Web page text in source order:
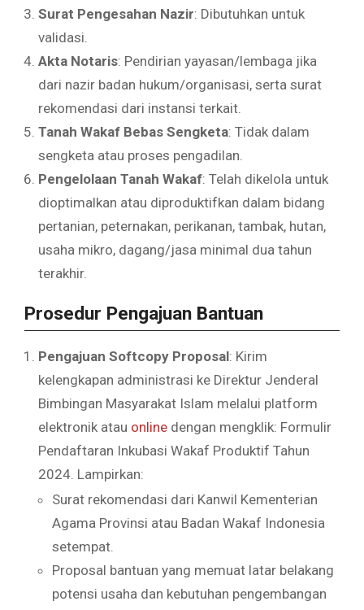
Surat Pengesahan Nazir: Dibutuhkan untuk
validasi.
Akta Notaris: Pendirian yayasan/lembaga jika
dari nazir badan hukum/organisasi, serta surat
rekomendasi dari instansi terkait.
Tanah Wakaf Bebas Sengketa: Tidak dalam
sengketa atau proses pengadilan.
Pengelolaan Tanah Wakaf: Telah dikelola untuk
dioptimalkan atau diproduktifkan dalam bidang
pertanian, peternakan, perikanan, tambak, hutan,
usaha mikro, dagang/jasa minimal dua tahun
terakhir.
Prosedur Pengajuan Bantuan
Pengajuan Softcopy Proposal: Kirim
kelengkapan administrasi ke Direktur Jenderal
Bimbingan Masyarakat Islam melalui platform
elektronik atau online dengan mengklik: Formulir
Pendaftaran Inkubasi Wakaf Produktif Tahun
2024. Lampirkan:
Surat rekomendasi dari Kanwil Kementerian
Agama Provinsi atau Badan Wakaf Indonesia
setempat.
Proposal bantuan yang memuat latar belakang
potensi usaha dan kebutuhan pengembangan